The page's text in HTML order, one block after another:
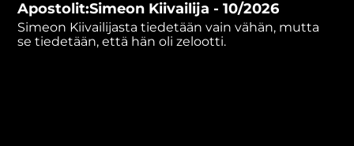
minutes,
seconds
Apostolit:Simeon Kiivailija - 10/2026
Simeon Kiivailijasta tiedetään vain vähän, mutta
se tiedetään, että hän oli zelootti.